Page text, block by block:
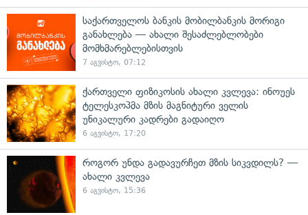
საქართველოს ბანკის მობილბანკის მორიგი
განახლება — ახალი შესაძლებლობები
მომხმარებლებისთვის
7 აგვისტო, 07:12
ქართველი ფიზიკოსის ახალი კვლევა: ინოუეს
ტელესკოპმა მზის მაგნიტური ველის
უნიკალური კადრები გადაიღო
6 აგვისტო, 17:20
როგორ უნდა გადავურჩეთ მზის სიკვდილს? —
ახალი კვლევა
6 აგვისტო, 15:36